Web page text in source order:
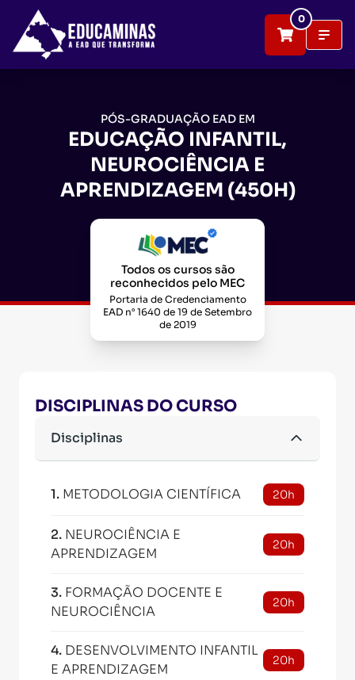
0
PÓS-GRADUAÇÃO EAD EM
EDUCAÇÃO INFANTIL,
NEUROCIÊNCIA E
APRENDIZAGEM (450H)
Todos os cursos são
reconhecidos pelo MEC
Portaria de Credenciamento
EAD n° 1640 de 19 de Setembro
de 2019
DISCIPLINAS DO CURSO
Disciplinas
1. METODOLOGIA CIENTÍFICA 20h
2. NEUROCIÊNCIA E
APRENDIZAGEM
20h
3. FORMAÇÃO DOCENTE E
NEUROCIÊNCIA
20h
4. DESENVOLVIMENTO INFANTIL
E APRENDIZAGEM
20h